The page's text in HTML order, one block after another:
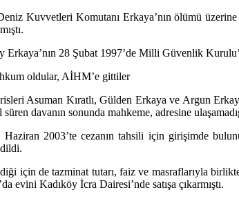
Kuvvetleri Komutanı Erkaya’nın ölümü üzerine
Erkaya’nın 28 Şubat 1997’de Milli Güvenlik
oldular, AİHM’e gittiler
Asuman Kıratlı, Gülden Erkaya ve Argun
süren davanın sonunda mahkeme, adresine
Haziran 2003’te cezanın tahsili için girişimde
için de tazminat tutarı, faiz ve masraflarıyla
evini Kadıköy İcra Dairesi’nde satışa çıkarmıştı.